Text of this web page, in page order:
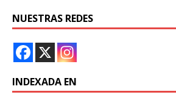
NUESTRAS REDES
INDEXADA EN